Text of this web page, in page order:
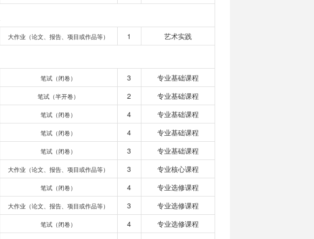
大作业（论文、报告、项目或作品等） 1 艺术实践
笔试（闭卷） 3
专业基础课程
笔试（半开卷） 2
专业基础课程
笔试（闭卷） 4
专业基础课程
笔试（闭卷） 4
专业基础课程
笔试（闭卷） 3
专业基础课程
大作业（论文、报告、项目或作品等） 3
专业核心课程
笔试（闭卷） 4
专业选修课程
大作业（论文、报告、项目或作品等） 3
专业选修课程
笔试（闭卷） 4
专业选修课程